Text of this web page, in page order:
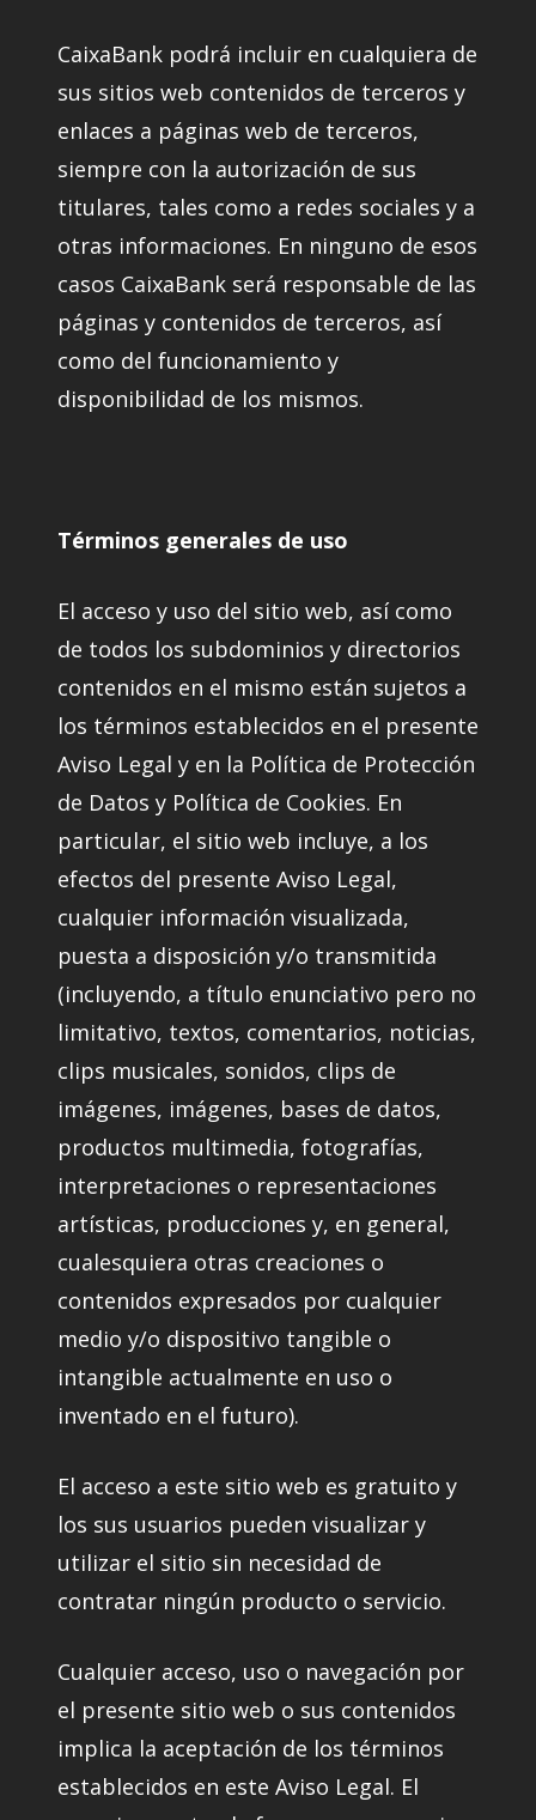
CaixaBank podrá incluir en cualquiera de
sus sitios web contenidos de terceros y
enlaces a páginas web de terceros,
siempre con la autorización de sus
titulares, tales como a redes sociales y a
otras informaciones. En ninguno de esos
casos CaixaBank será responsable de las
páginas y contenidos de terceros, así
como del funcionamiento y
disponibilidad de los mismos.
Términos generales de uso
El acceso y uso del sitio web, así como
de todos los subdominios y directorios
contenidos en el mismo están sujetos a
los términos establecidos en el presente
Aviso Legal y en la Política de Protección
de Datos y Política de Cookies. En
particular, el sitio web incluye, a los
efectos del presente Aviso Legal,
cualquier información visualizada,
puesta a disposición y/o transmitida
(incluyendo, a título enunciativo pero no
limitativo, textos, comentarios, noticias,
clips musicales, sonidos, clips de
imágenes, imágenes, bases de datos,
productos multimedia, fotografías,
interpretaciones o representaciones
artísticas, producciones y, en general,
cualesquiera otras creaciones o
contenidos expresados por cualquier
medio y/o dispositivo tangible o
intangible actualmente en uso o
inventado en el futuro).
El acceso a este sitio web es gratuito y
los sus usuarios pueden visualizar y
utilizar el sitio sin necesidad de
contratar ningún producto o servicio.
Cualquier acceso, uso o navegación por
el presente sitio web o sus contenidos
implica la aceptación de los términos
establecidos en este Aviso Legal. El